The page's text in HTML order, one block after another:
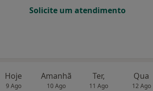
Solicite um atendimento
Hoje
9 Ago
Amanhã
10 Ago
Ter,
11 Ago
Qua
12 Ago